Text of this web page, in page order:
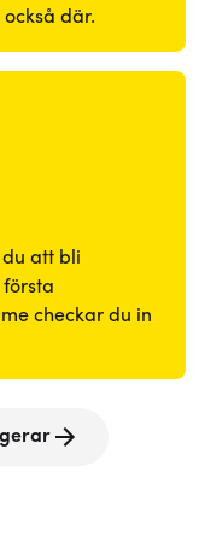
där.
att bli
checkar du in